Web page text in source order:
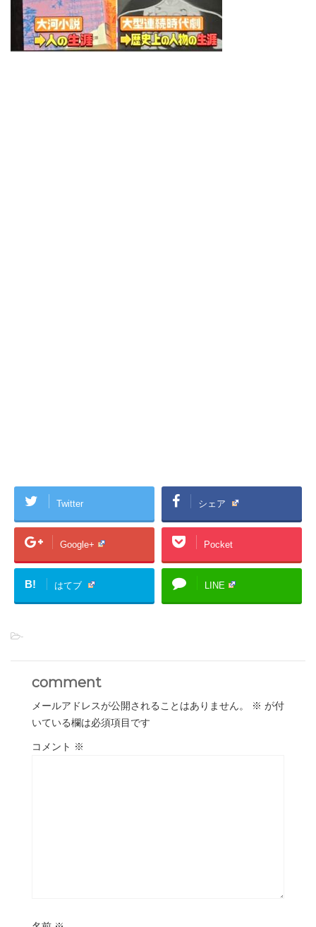
Twitter シェア
Google+ Pocket
B! はてブ LINE
-
comment
メールアドレスが公開されることはありません。 ※ が付
いている欄は必須項目です
コメント ※